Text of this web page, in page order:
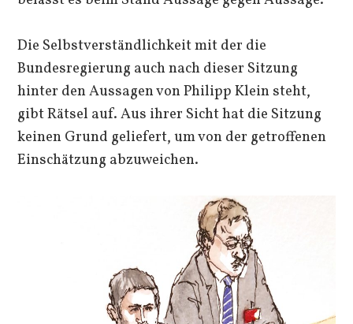
Die Selbstverständlichkeit mit der die
Bundesregierung auch nach dieser Sitzung
hinter den Aussagen von Philipp Klein steht,
gibt Rätsel auf. Aus ihrer Sicht hat die Sitzung
keinen Grund geliefert, um von der getroffenen
Einschätzung abzuweichen.